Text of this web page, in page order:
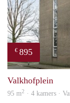
€ 895
Valkhofplein
95 m2 · 4 kamers ·